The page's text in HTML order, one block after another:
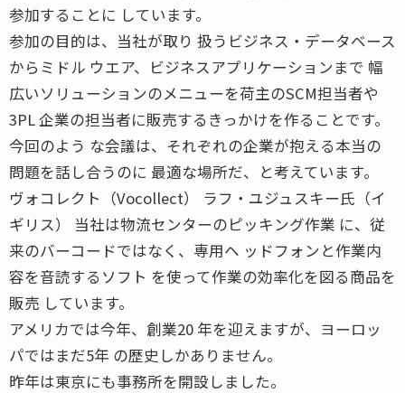
参加することに しています。
参加の目的は、当社が取り 扱うビジネス・データベース
からミドル ウエア、ビジネスアプリケーションまで 幅
広いソリューションのメニューを荷主のSCM担当者や
3PL 企業の担当者に販売するきっかけを作ることです。
今回のよう な会議は、それぞれの企業が抱える本当の
問題を話し合うのに 最適な場所だ、と考えています。
ヴォコレクト（Vocollect） ラフ・ユジュスキー氏（イ
ギリス） 当社は物流センターのピッキング作業 に、従
来のバーコードではなく、専用ヘ ッドフォンと作業内
容を音読するソフト を使って作業の効率化を図る商品を
販売 しています。
アメリカでは今年、創業20 年を迎えますが、ヨーロッ
パではまだ5年 の歴史しかありません。
昨年は東京にも事務所を開設しました。